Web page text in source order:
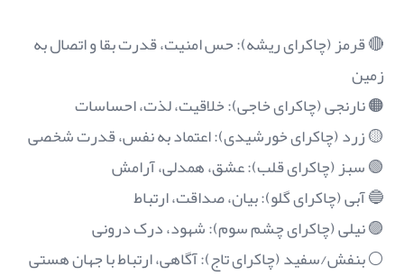
🔴 قرمز (چاکرای ریشه): حس امنیت، قدرت بقا و اتصال به
زمین
🟠 نارنجی (چاکرای خاجی): خلاقیت، لذت، احساسات
🟡 زرد (چاکرای خورشیدی): اعتماد به نفس، قدرت شخصی
🟢 سبز (چاکرای قلب): عشق، همدلی، آرامش
🔵 آبی (چاکرای گلو): بیان، صداقت، ارتباط
🟣 نیلی (چاکرای چشم سوم): شهود، درک درونی
⚪ بنفش/سفید (چاکرای تاج): آگاهی، ارتباط با جهان هستی